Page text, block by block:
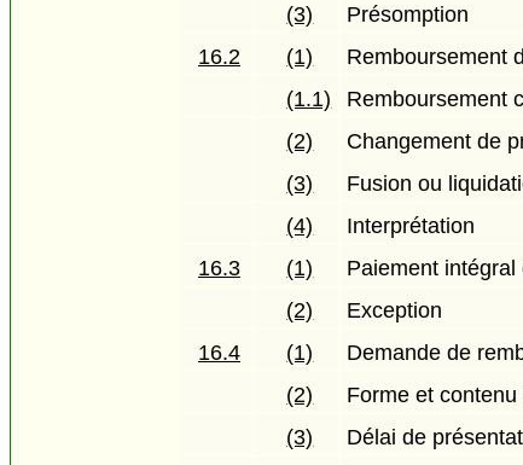
(3)
Présomption
16.2
(1)
Remboursement
(1.1)
Remboursement
(2)
Changement de
(3)
Fusion ou
(4)
Interprétation
16.3
(1)
Paiement
(2)
Exception
16.4
(1)
Demande de
(2)
Forme et
(3)
Délai de